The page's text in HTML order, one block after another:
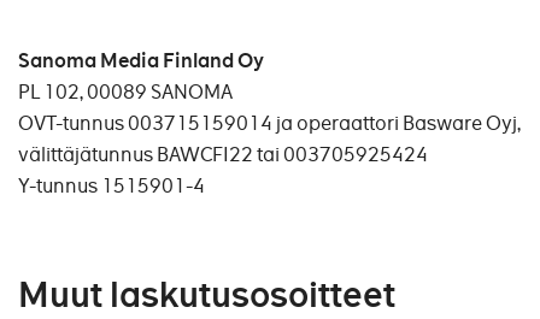
Sanoma Media Finland Oy
PL 102, 00089 SANOMA
OVT-tunnus 003715159014 ja operaattori Basware Oyj,
välittäjätunnus BAWCFI22 tai 003705925424
Y-tunnus 1515901-4
Muut laskutusosoitteet